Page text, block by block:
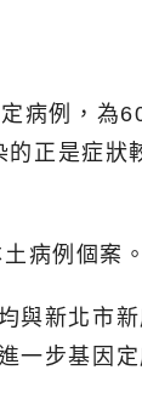
病例，為
正是症狀
病例個案。
與新北市
一步基因定